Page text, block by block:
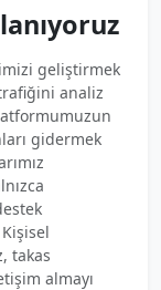
geliştirmek
analiz
gidermek
takas
almayı